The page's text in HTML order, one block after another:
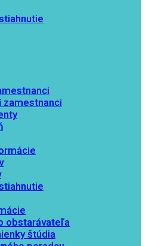
zamestnanci
obstarávateľa
štúdia